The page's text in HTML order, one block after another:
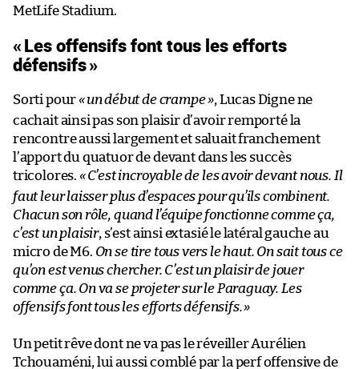
MetLife Stadium.
«Les offensifs font tous les efforts
défensifs»
Sorti pour«un début de crampe», Lucas Digne ne
cachait ainsi pas son plaisir d’avoir remporté la
rencontre aussi largement et saluait franchement
l’apport du quatuor de devant dans les succès
tricolores. «C’est incroyable de les avoir devant nous. Il
faut leur laisser plus d’espaces pour qu’ils combinent.
Chacun son rôle, quand l’équipe fonctionne comme ça,
c’est un plaisir, s’est ainsi extasié le latéral gauche au
micro de M6. On se tire tous vers le haut. On sait tous ce
qu’on est venus chercher. C’est un plaisir de jouer
comme ça. On va se projeter sur le Paraguay. Les
offensifs font tous les efforts défensifs.»
Un petit rêve dont ne va pas le réveiller Aurélien
Tchouaméni, lui aussi comblé par la perf offensive de